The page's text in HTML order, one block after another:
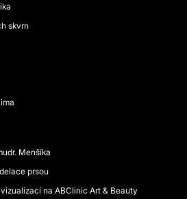
skvrn
Menšíka
prsou
na ABClinic Art & Beauty